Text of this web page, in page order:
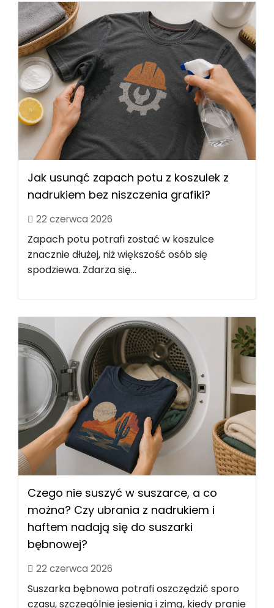
Jak usunąć zapach potu z koszulek z
nadrukiem bez niszczenia grafiki?
22 czerwca 2026
Zapach potu potrafi zostać w koszulce
znacznie dłużej, niż większość osób się
spodziewa. Zdarza się...
Czego nie suszyć w suszarce, a co
można? Czy ubrania z nadrukiem i
haftem nadają się do suszarki
bębnowej?
22 czerwca 2026
Suszarka bębnowa potrafi oszczędzić sporo
czasu, szczególnie jesienią i zimą, kiedy pranie